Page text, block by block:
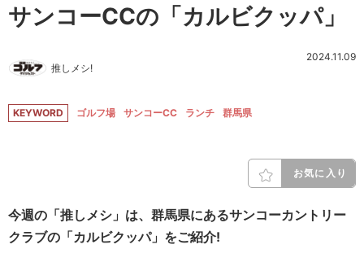
サンコーCCの「カルビクッパ」
推しメシ!
2024.11.09
KEYWORD ゴルフ場 サンコーCC ランチ 群馬県
お気に入り
今週の「推しメシ」は、群馬県にあるサンコーカントリー
クラブの「カルビクッパ」をご紹介!